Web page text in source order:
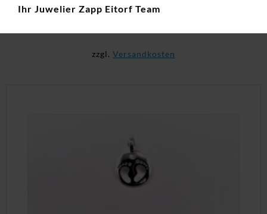
495,00€
zzgl. Versandkosten
Ihr Juwelier Zapp Eitorf Team